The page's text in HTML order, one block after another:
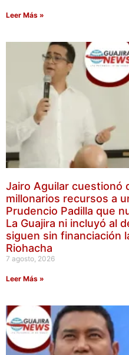
Leer Más »
Jairo Aguilar cuestionó
millonarios recursos a
Prudencio Padilla que
La Guajira ni incluyó al
siguen sin financiación
Riohacha
7 agosto, 2026
Leer Más »